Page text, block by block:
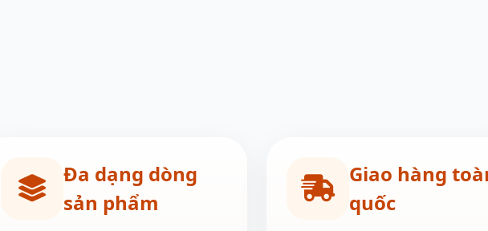
Đa dạng dòng
sản phẩm
Giao hàng
quốc